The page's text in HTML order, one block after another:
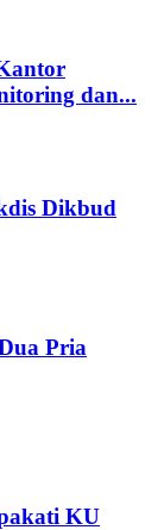
dan...
Dikbud
Pria
KU